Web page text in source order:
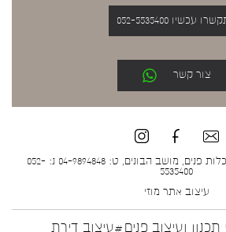
עכשיו 052-5535400
צור קשר
הילית קרש עיצוב ואדריכלות פנים, מושב הבונים, ט: 04-9894848 נ: 052-
5535400
עיצוב אתר מוזי
ועיצוב פנים#עיצוב דירת